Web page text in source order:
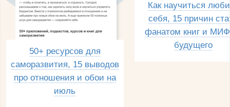
50+ ресурсов для
саморазвития, 15 выводов
про отношения и обои на
июль
Как научиться
себя, 15 причин
фанатом книг и
будущего